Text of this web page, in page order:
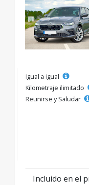
Igual a igual
Kilometraje ilimitado
Reunirse y Saludar
Incluido en el